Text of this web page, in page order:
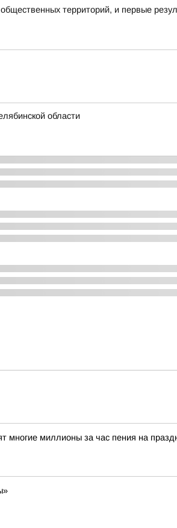
территорий, и первые
области
многие миллионы за час пения на